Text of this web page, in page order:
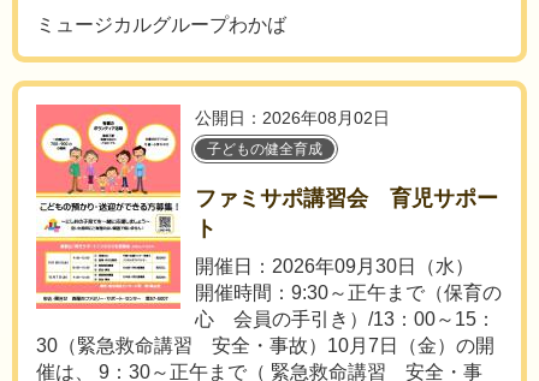
ミュージカルグループわかば
公開日：2026年08月02日
子どもの健全育成
ファミサポ講習会 育児サポー
ト
開催日：2026年09月30日（水）
開催時間：9:30～正午まで（保育の
心 会員の手引き）/13：00～15：
30（緊急救命講習 安全・事故）10月7日（金）の開
催は、 9：30～正午まで（ 緊急救命講習 安全・事